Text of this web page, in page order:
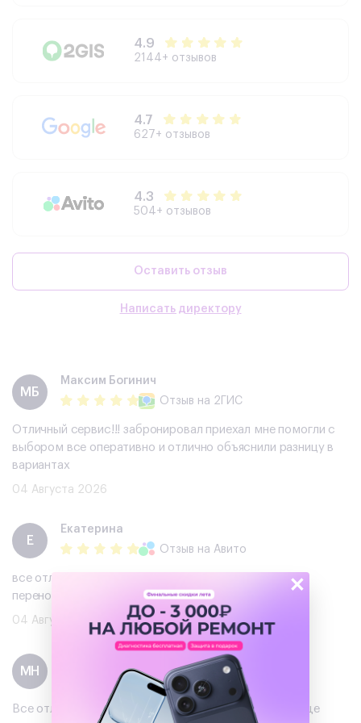
4.9
2144+ отзывов
4.7
627+ отзывов
4.3
504+ отзывов
Оставить отзыв
Написать директору
МБ
Максим Богинич
Отзыв на 2ГИС
Отличный сервис!!! забронировал приехал мне помогли с
выбором все оперативно и отлично объяснили разницу в
вариантах
04 Августа 2026
Е
Екатерина
Отзыв на Авито
все отлично)сделали скидку и подарок ,помогли с
переносом данных !рекомендую
04 Августа 2026
МН
Отзыв на Авито
Все отлично, хороший телефон, буду обращаться еще
×